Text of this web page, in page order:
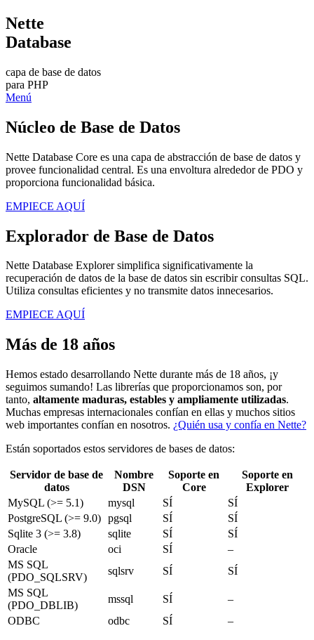
Nette
Database
capa de base de datos
para PHP
Menú
Núcleo de Base de Datos
Nette Database Core es una capa de abstracción de base de datos y
provee funcionalidad central. Es una envoltura alrededor de PDO y
proporciona funcionalidad básica.
EMPIECE AQUÍ
Explorador de Base de Datos
Nette Database Explorer simplifica significativamente la
recuperación de datos de la base de datos sin escribir consultas SQL.
Utiliza consultas eficientes y no transmite datos innecesarios.
EMPIECE AQUÍ
Más de 18 años
Hemos estado desarrollando Nette durante más de 18 años, ¡y
seguimos sumando! Las librerías que proporcionamos son, por
tanto, altamente maduras, estables y ampliamente utilizadas.
Muchas empresas internacionales confían en ellas y muchos sitios
web importantes confían en nosotros. ¿Quién usa y confía en Nette?
Están soportados estos servidores de bases de datos:
Servidor de base de
datos
Nombre
DSN
Soporte en
Core
Soporte en
Explorer
MySQL (>= 5.1)
mysql SÍ
SÍ
PostgreSQL (>= 9.0) pgsql SÍ
SÍ
Sqlite 3 (>= 3.8)
sqlite SÍ
SÍ
Oracle
oci SÍ
–
MS SQL
(PDO_SQLSRV)
sqlsrv SÍ
SÍ
MS SQL
(PDO_DBLIB)
mssql SÍ
–
ODBC
odbc SÍ –